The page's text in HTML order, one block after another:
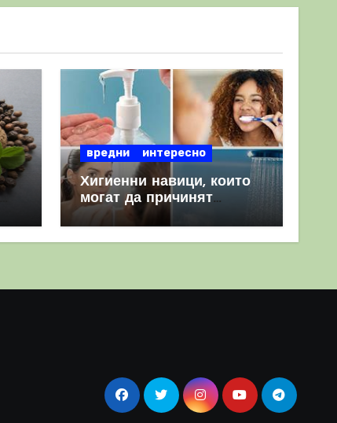
вредни интересно
Хигиенни навици, които
могат да причинят
повече вреда, отколкото
полза